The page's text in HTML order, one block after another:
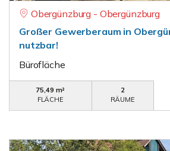
Obergünzburg - Obergünzburg
Großer Gewerberaum in
nutzbar!
Bürofläche
75,49 m²
FLÄCHE
2
RÄUME